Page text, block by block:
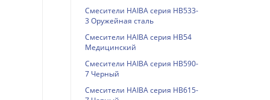
Смесители HAIBA серия HB533-
3 Оружейная сталь
Смесители HAIBA серия HB54
Медицинский
Смесители HAIBA серия HB590-
7 Черный
Смесители HAIBA серия HB615-